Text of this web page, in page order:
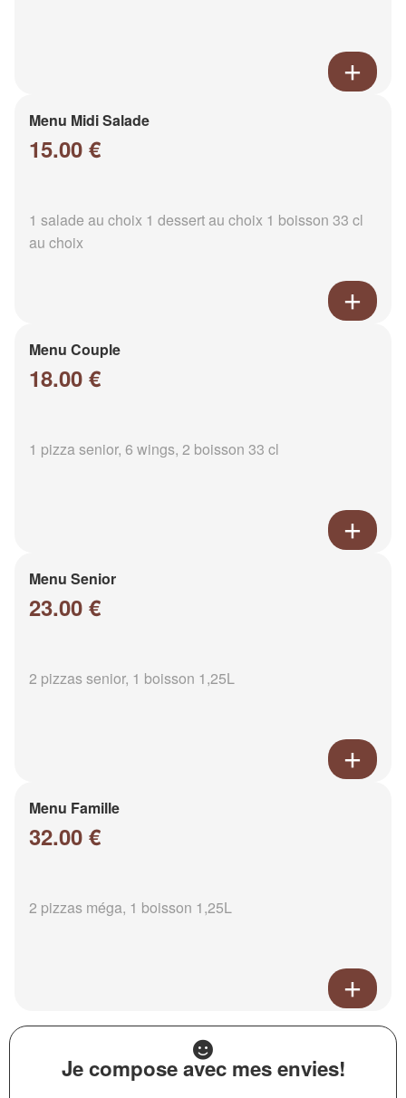
Menu Midi Salade
15.00 €
1 salade au choix 1 dessert au choix 1 boisson 33 cl
au choix
Menu Couple
18.00 €
1 pizza senior, 6 wings, 2 boisson 33 cl
Menu Senior
23.00 €
2 pizzas senior, 1 boisson 1,25L
Menu Famille
32.00 €
2 pizzas méga, 1 boisson 1,25L
Je compose avec mes envies!